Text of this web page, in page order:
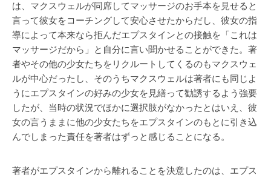
は、マクスウェルが同席してマッサージのお手本を見せると
言って彼女をコーチングして安心させたからだし、彼女の指
導によって本来なら拒んだエプスタインとの接触を「これは
マッサージだから」と自分に言い聞かせることができた。著
者やその他の少女たちをリクルートしてくるのもマクスウェ
ルが中心だったし、そのうちマクスウェルは著者にも同じよ
うにエプスタインの好みの少女を見繕って勧誘するよう強要
したが、当時の状況でほかに選択肢がなかったとはいえ、彼
女の言うままに他の少女たちをエプスタインのもとに引き込
んでしまった責任を著者はずっと感じることになる。
著者がエプスタインから離れることを決意したのは、エプス